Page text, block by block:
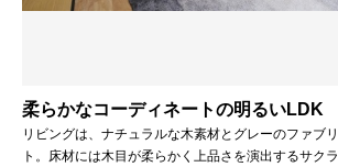
柔らかなコーディネートの明るいLDK
リビングは、ナチュラルな木素材とグレーのファブ
ト。床材には木目が柔らかく上品さを演出するサク